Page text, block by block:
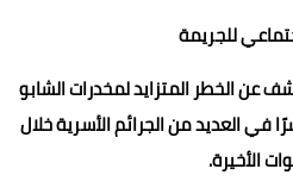
للجريمة
عن الخطر المتزايد لمخدرات الشابو
في العديد من الجرائم الأسرية خلال
الأخيرة.